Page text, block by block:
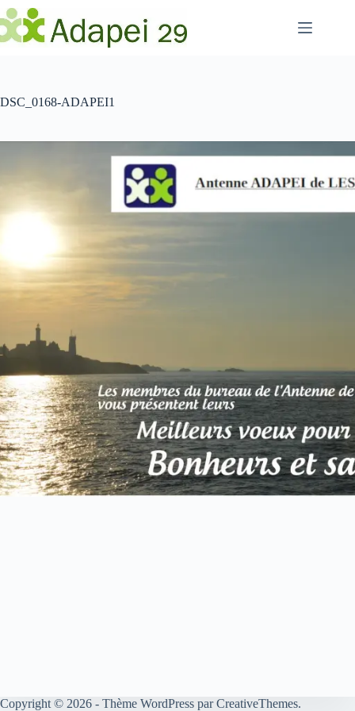
Passer
au
contenu
DSC_0168-ADAPEI1
Copyright © 2026 - Thème WordPress parCreativeThemes.